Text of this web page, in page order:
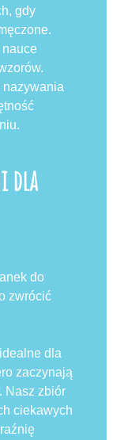
gdy
nazywania
dla
do
zwrócić
dla
zaczynają
Nasz zbiór
ciekawych